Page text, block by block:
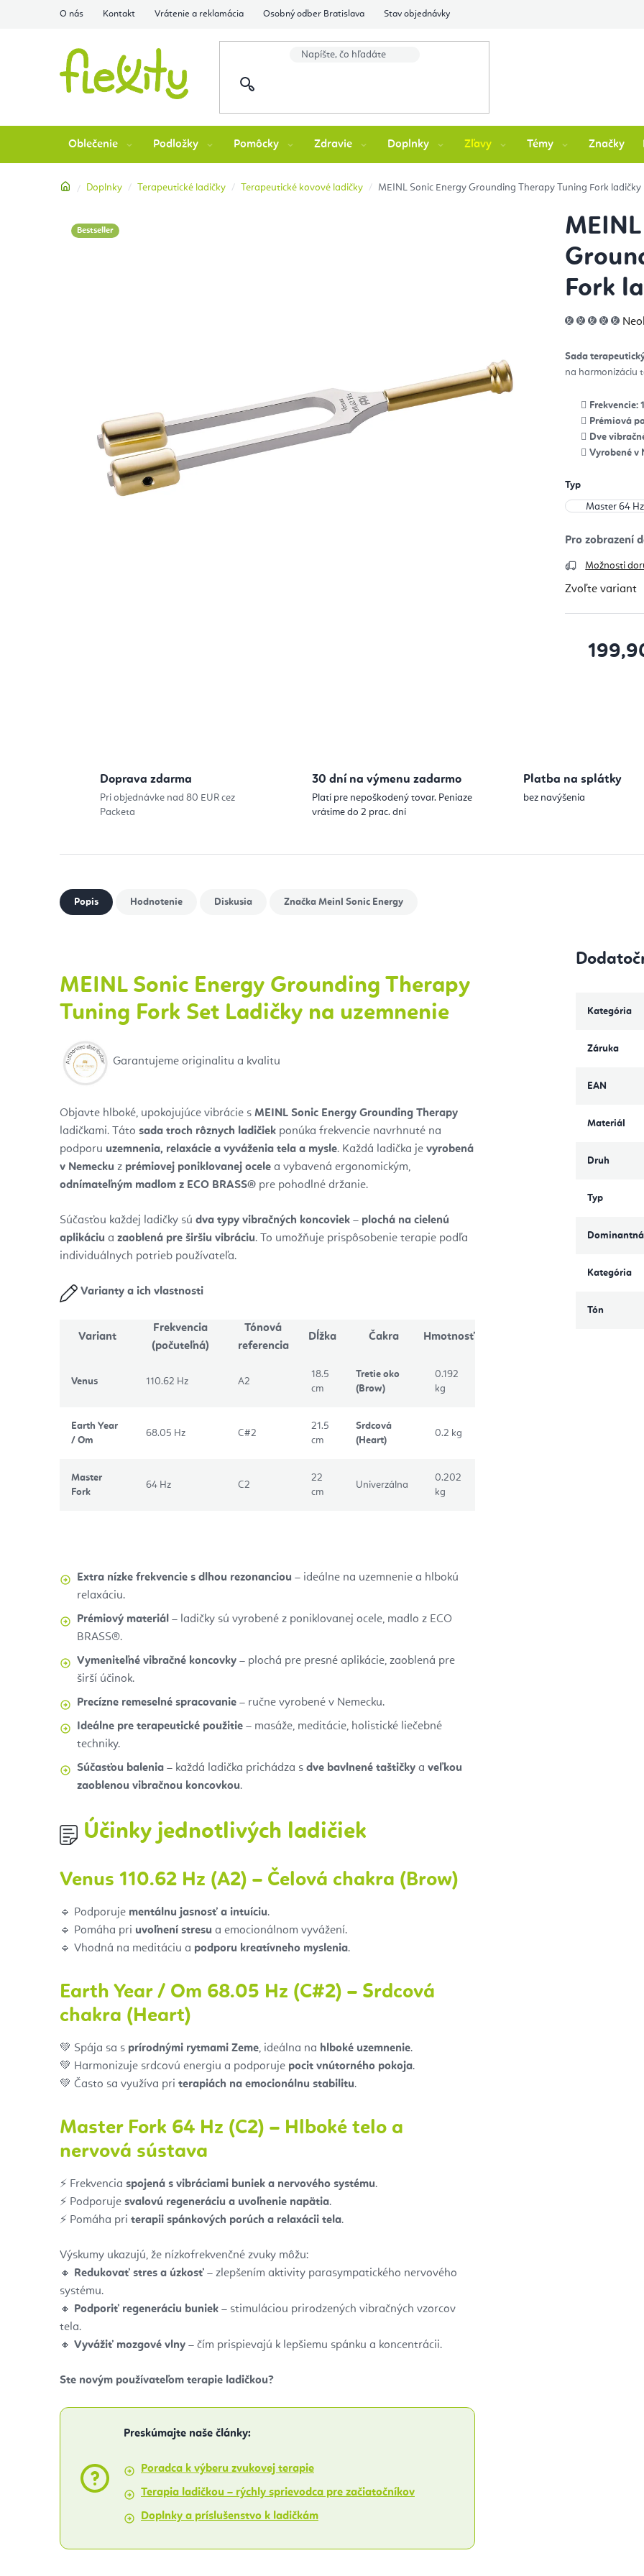
O nás Kontakt Vrátenie a reklamácia Osobný odber Bratislava Stav objednávky
Oblečenie Podložky Pomôcky Zdravie Doplnky Zľavy Témy Značky
DomovDoplnky Terapeutické ladičky Terapeutické kovové ladičky MEINL Sonic Energy Grounding Therapy Tuning Fork ladičky
Fork
0,0
z
5
Sada
na harmonizáciu
Frekvencie:
Prémiová
Dve
Vyrobené v
Typ
Možnosti
Zvoľte variant
Bestseller
Doprava zdarma
Pri objednávke nad 80 EUR cez
Packeta
30 dní na výmenu zadarmo
Platí pre nepoškodený tovar. Peniaze
vrátime do 2 prac. dní
Platba na splátky
bez navýšenia
Popis Hodnotenie Diskusia Značka Meinl Sonic Energy
MEINL Sonic Energy Grounding Therapy
Tuning Fork Set Ladičky na uzemnenie
Garantujeme originalitu a kvalitu
Objavte hlboké, upokojujúce vibrácie s MEINL Sonic Energy Grounding Therapy
ladičkami. Táto sada troch rôznych ladičiek ponúka frekvencie navrhnuté na
podporu uzemnenia, relaxácie a vyváženia tela a mysle. Každá ladička je vyrobená
v Nemecku z prémiovej poniklovanej ocele a vybavená ergonomickým,
odnímateľným madlom z ECO BRASS® pre pohodlné držanie.
Súčasťou každej ladičky sú dva typy vibračných koncoviek – plochá na cielenú
aplikáciu a zaoblená pre širšiu vibráciu. To umožňuje prispôsobenie terapie podľa
individuálnych potrieb používateľa.
Varianty a ich vlastnosti
Variant
Frekvencia
(počuteľná)
Tónová
referencia
Dĺžka Čakra Hmotnosť
Venus 110.62 Hz A2
18.5
cm
Tretie oko
(Brow)
0.192
kg
Earth Year
/ Om
68.05 Hz C#2
21.5
cm
Srdcová
(Heart)
0.2 kg
Master
Fork
64 Hz C2
22
cm
Univerzálna
0.202
kg
Extra nízke frekvencie s dlhou rezonanciou – ideálne na uzemnenie a hlbokú
relaxáciu.
Prémiový materiál – ladičky sú vyrobené z poniklovanej ocele, madlo z ECO
BRASS®.
Vymeniteľné vibračné koncovky – plochá pre presné aplikácie, zaoblená pre
širší účinok.
Precízne remeselné spracovanie – ručne vyrobené v Nemecku.
Ideálne pre terapeutické použitie – masáže, meditácie, holistické liečebné
techniky.
Súčasťou balenia – každá ladička prichádza s dve bavlnené taštičky a veľkou
zaoblenou vibračnou koncovkou.
Účinky jednotlivých ladičiek
Venus 110.62 Hz (A2) – Čelová chakra (Brow)
🔹 Podporuje mentálnu jasnosť a intuíciu.
🔹 Pomáha pri uvoľnení stresu a emocionálnom vyvážení.
🔹 Vhodná na meditáciu a podporu kreatívneho myslenia.
Earth Year / Om 68.05 Hz (C#2) – Srdcová
chakra (Heart)
💚 Spája sa s prírodnými rytmami Zeme, ideálna na hlboké uzemnenie.
💚 Harmonizuje srdcovú energiu a podporuje pocit vnútorného pokoja.
💚 Často sa využíva pri terapiách na emocionálnu stabilitu.
Master Fork 64 Hz (C2) – Hlboké telo a
nervová sústava
⚡ Frekvencia spojená s vibráciami buniek a nervového systému.
⚡ Podporuje svalovú regeneráciu a uvoľnenie napätia.
⚡ Pomáha pri terapii spánkových porúch a relaxácii tela.
Výskumy ukazujú, že nízkofrekvenčné zvuky môžu:
🔸 Redukovať stres a úzkosť – zlepšením aktivity parasympatického nervového
systému.
🔸 Podporiť regeneráciu buniek – stimuláciou prirodzených vibračných vzorcov
tela.
🔸 Vyvážiť mozgové vlny – čím prispievajú k lepšiemu spánku a koncentrácii.
Ste novým používateľom terapie ladičkou?
Preskúmajte naše články:
Poradca k výberu zvukovej terapie
Terapia ladičkou – rýchly sprievodca pre začiatočníkov
Doplnky a príslušenstvo k ladičkám
Kategória
Záruka
EAN
Materiál
Druh
Typ
Kategória
Tón